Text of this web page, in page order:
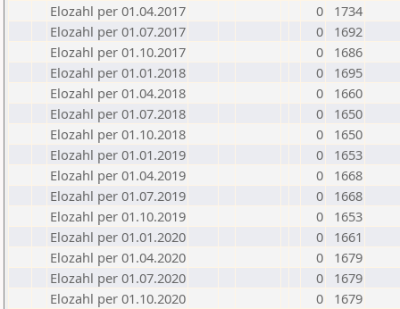
Elozahl per 01.04.2017
0
1734
Elozahl per 01.07.2017
0
1692
Elozahl per 01.10.2017
0
1686
Elozahl per 01.01.2018
0
1695
Elozahl per 01.04.2018
0
1660
Elozahl per 01.07.2018
0
1650
Elozahl per 01.10.2018
0
1650
Elozahl per 01.01.2019
0
1653
Elozahl per 01.04.2019
0
1668
Elozahl per 01.07.2019
0
1668
Elozahl per 01.10.2019
0
1653
Elozahl per 01.01.2020
0
1661
Elozahl per 01.04.2020
0
1679
Elozahl per 01.07.2020
0
1679
Elozahl per 01.10.2020
0
1679